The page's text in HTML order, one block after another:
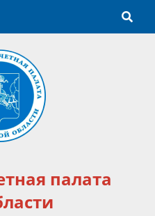
палата